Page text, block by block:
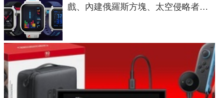
戲、內建俄羅斯方塊、太空侵略者，